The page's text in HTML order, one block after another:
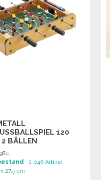
120 C
BÄLLEN
: 2 046 Artikel
x 27.5 cm